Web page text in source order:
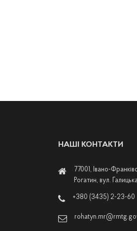
НАШІ КОНТАКТИ
77001, Івано-
Рогатин, вул.
+380 (3435) 2-23-60